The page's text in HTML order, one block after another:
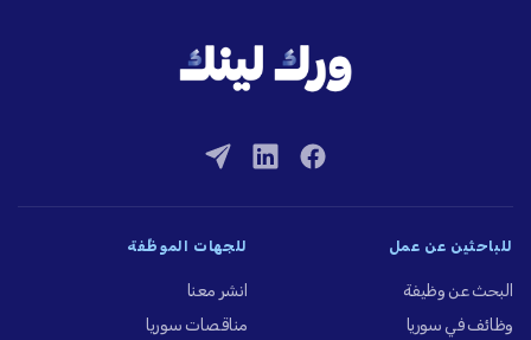
للباحثين عن عمل
البحث عن وظيفة
وظائف في سوريا
للجهات الموظِّفة
انشر معنا
مناقصات سوريا